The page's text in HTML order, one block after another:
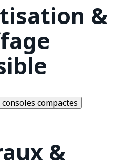
&
compactes
&